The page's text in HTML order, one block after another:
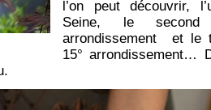
l’on peut découvrir,
Seine, le
arrondissement et le
15° arrondissement…